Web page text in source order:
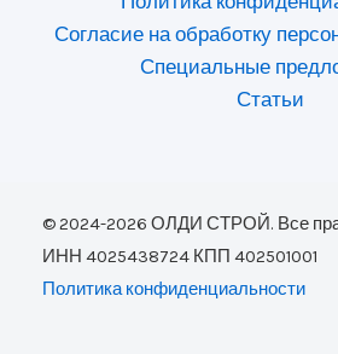
Согласие на обработку
Специальные
Статьи
© 2024-2026 ОЛДИ СТРОЙ. Все
ИНН 4025438724 КПП 402501001
Политика конфиденциальности